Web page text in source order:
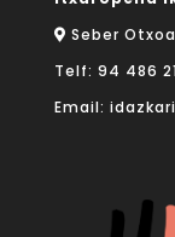
Seber
Telf: 94 486
Email: